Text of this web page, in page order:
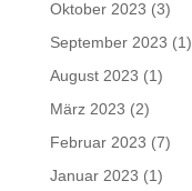
Oktober 2023 (3)
September 2023 (1)
August 2023 (1)
März 2023 (2)
Februar 2023 (7)
Januar 2023 (1)